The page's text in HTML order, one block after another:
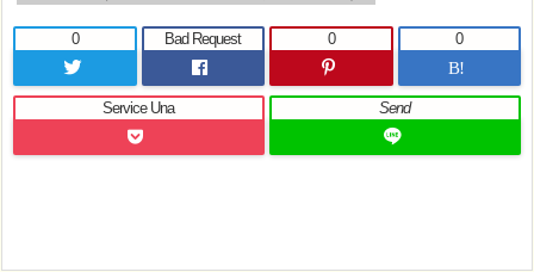
0 Bad Request
0
B!
0
Service Una Send